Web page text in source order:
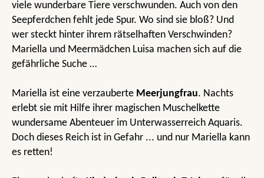
viele wunderbare Tiere verschwunden. Auch von den
Seepferdchen fehlt jede Spur. Wo sind sie bloß? Und
wer steckt hinter ihrem rätselhaften Verschwinden?
Mariella und Meermädchen Luisa machen sich auf die
gefährliche Suche …
Mariella ist eine verzauberte Meerjungfrau. Nachts
erlebt sie mit Hilfe ihrer magischen Muschelkette
wundersame Abenteuer im Unterwasserreich Aquaris.
Doch dieses Reich ist in Gefahr ... und nur Mariella kann
es retten!